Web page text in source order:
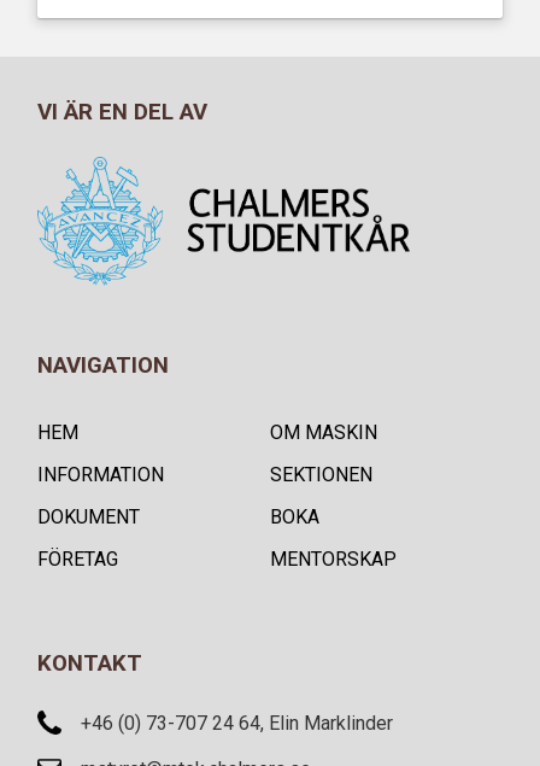
VI ÄR EN DEL AV
NAVIGATION
HEM
OM MASKIN
INFORMATION
SEKTIONEN
DOKUMENT
BOKA
FÖRETAG
MENTORSKAP
KONTAKT
+46 (0) 73-707 24 64, Elin Marklinder